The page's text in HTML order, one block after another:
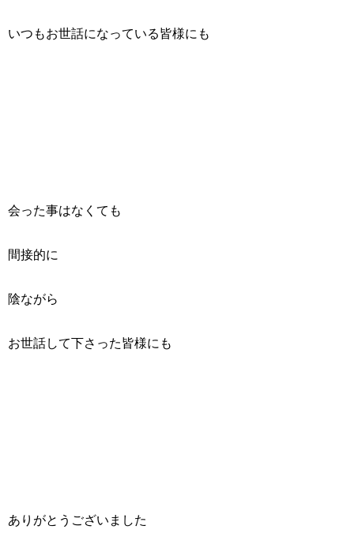
いつもお世話になっている皆様にも
会った事はなくても
間接的に
陰ながら
お世話して下さった皆様にも
ありがとうございました